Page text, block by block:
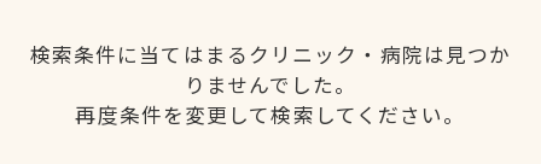
検索条件に当てはまるクリニック・病院は見つか
りませんでした。
再度条件を変更して検索してください。